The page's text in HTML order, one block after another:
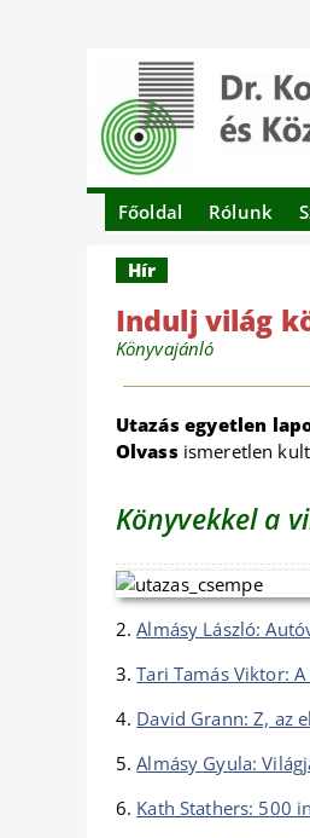
Főoldal Rólunk
Hír
Indulj világ
Könyvajánló
Utazás egyetlen
Olvass ismeretlen
Könyvekkel a
2.Almásy László:
3.Tari Tamás Viktor:
4. David Grann: Z, az
5.Almásy Gyula:
6. Kath Stathers: 500